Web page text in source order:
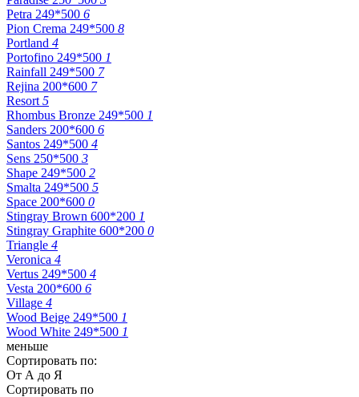
Petra 249*500 6
Pion Crema 249*500 8
Portland 4
Portofino 249*500 1
Rainfall 249*500 7
Rejina 200*600 7
Resort 5
Rhombus Bronze 249*500 1
Sanders 200*600 6
Santos 249*500 4
Sens 250*500 3
Shape 249*500 2
Smalta 249*500 5
Space 200*600 0
Stingray Brown 600*200 1
Stingray Graphite 600*200 0
Triangle 4
Veronica 4
Vertus 249*500 4
Vesta 200*600 6
Village 4
Wood Beige 249*500 1
Wood White 249*500 1
меньше
Сортировать по:
От А до Я
Сортировать по